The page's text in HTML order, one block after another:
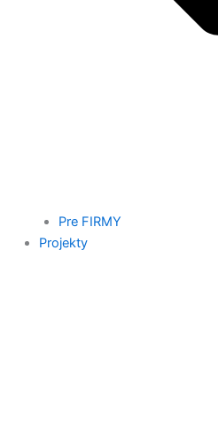
Pre FIRMY
Projekty